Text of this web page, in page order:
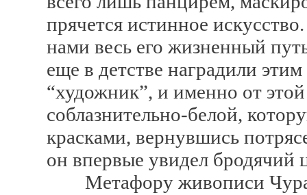
прячется истинное
нами весь его жизненный
еще в детстве наградили
“художник”, и именно от
соблазнительно-белой,
красками, вернувшись
он впервые увидел бродячий
Метафору живописи